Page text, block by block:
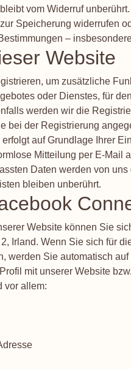
vom Widerruf
Speicherung widerrufen
–
Website
um zusätzliche
oder Dienstes, für
werden wir die
bei der Registrierung
auf Grundlage Ihrer
Mitteilung per E-
Daten werden von
bleiben unberührt.
Website können Sie
Irland. Wenn Sie sich für
werden Sie automatisch
mit unserer Website
vor allem: